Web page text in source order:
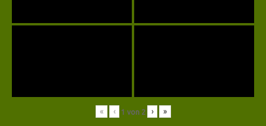
« ‹ 1 von 2 › »